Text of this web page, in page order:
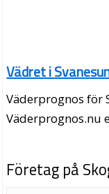
Vädret i
Väderprognos för
Väderprognos.nu
Företag på